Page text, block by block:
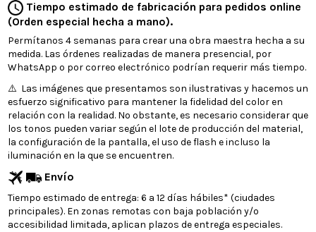
Tiempo estimado de fabricación para pedidos online
(Orden especial hecha a mano).
Permítanos 4 semanas para crear una obra maestra hecha a su
medida. Las órdenes realizadas de manera presencial, por
WhatsApp o por correo electrónico podrían requerir más tiempo.
⚠️ Las imágenes que presentamos son ilustrativas y hacemos un
esfuerzo significativo para mantener la fidelidad del color en
relación con la realidad. No obstante, es necesario considerar que
los tonos pueden variar según el lote de producción del material,
la configuración de la pantalla, el uso de flash e incluso la
iluminación en la que se encuentren.
Envío
Tiempo estimado de entrega: 6 a 12 días hábiles* (ciudades
principales). En zonas remotas con baja población y/o
accesibilidad limitada, aplican plazos de entrega especiales.